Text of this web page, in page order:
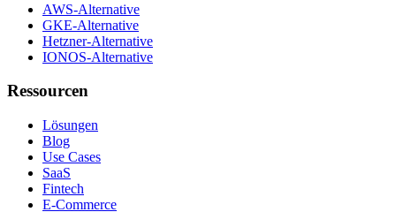
AWS-Alternative
GKE-Alternative
Hetzner-Alternative
IONOS-Alternative
Ressourcen
Lösungen
Blog
Use Cases
SaaS
Fintech
E-Commerce